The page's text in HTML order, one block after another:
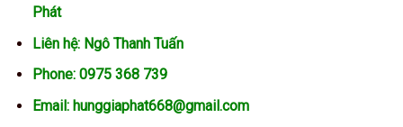
Phát
Liên hệ:Ngô Thanh Tuấn
Phone:0975 368 739
Email: hunggiaphat668@gmail.com